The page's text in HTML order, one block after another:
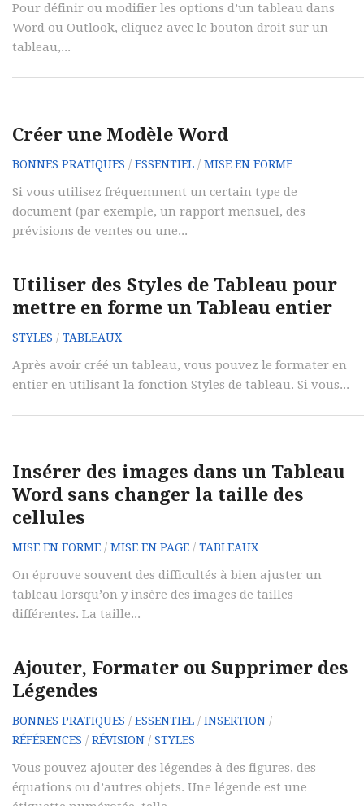
Pour définir ou modifier les options d’un tableau dans
Word ou Outlook, cliquez avec le bouton droit sur un
tableau,...
Créer une Modèle Word
BONNES PRATIQUES / ESSENTIEL / MISE EN FORME
Si vous utilisez fréquemment un certain type de
document (par exemple, un rapport mensuel, des
prévisions de ventes ou une...
Utiliser des Styles de Tableau pour
mettre en forme un Tableau entier
STYLES / TABLEAUX
Après avoir créé un tableau, vous pouvez le formater en
entier en utilisant la fonction Styles de tableau. Si vous...
Insérer des images dans un Tableau
Word sans changer la taille des
cellules
MISE EN FORME / MISE EN PAGE / TABLEAUX
On éprouve souvent des difficultés à bien ajuster un
tableau lorsqu’on y insère des images de tailles
différentes. La taille...
Ajouter, Formater ou Supprimer des
Légendes
BONNES PRATIQUES / ESSENTIEL / INSERTION /
RÉFÉRENCES / RÉVISION / STYLES
Vous pouvez ajouter des légendes à des figures, des
équations ou d’autres objets. Une légende est une